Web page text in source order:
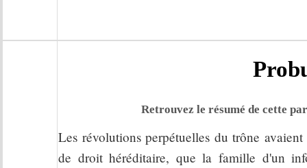
Retrouvez le résumé de cette
Les révolutions perpétuelles du trône
de droit héréditaire, que la famille d'un